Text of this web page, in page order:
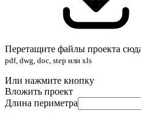
Перетащите файлы проекта
pdf, dwg, doc, step или xls
Или нажмите кнопку
Вложить проект
Длина периметра